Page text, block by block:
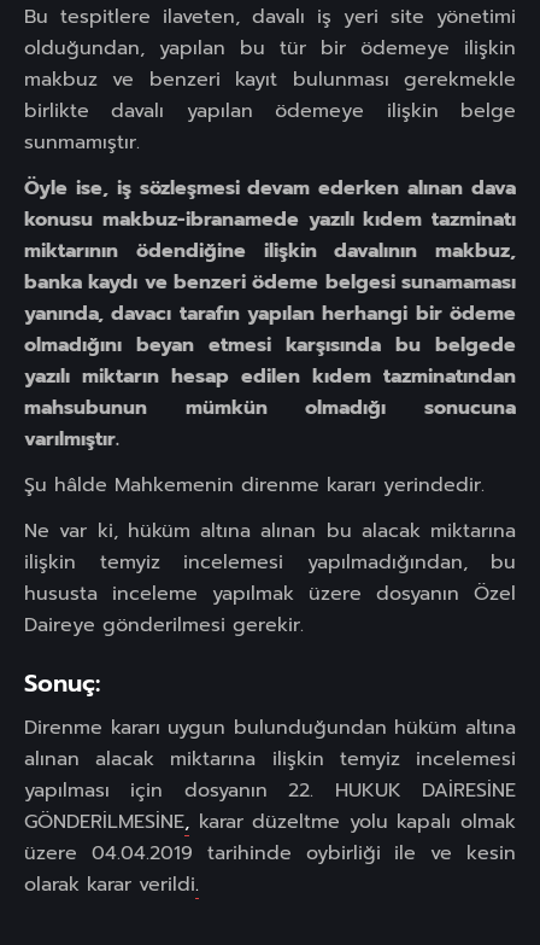
Bu tespitlere ilaveten, davalı iş yeri site yönetimi
olduğundan, yapılan bu tür bir ödemeye ilişkin
makbuz ve benzeri kayıt bulunması gerekmekle
birlikte davalı yapılan ödemeye ilişkin belge
sunmamıştır.
Öyle ise, iş sözleşmesi devam ederken alınan dava
konusu makbuz-ibranamede yazılı kıdem tazminatı
miktarının ödendiğine ilişkin davalının makbuz,
banka kaydı ve benzeri ödeme belgesi sunamaması
yanında, davacı tarafın yapılan herhangi bir ödeme
olmadığını beyan etmesi karşısında bu belgede
yazılı miktarın hesap edilen kıdem tazminatından
mahsubunun mümkün olmadığı sonucuna
varılmıştır.
Şu hâlde Mahkemenin direnme kararı yerindedir.
Ne var ki, hüküm altına alınan bu alacak miktarına
ilişkin temyiz incelemesi yapılmadığından, bu
hususta inceleme yapılmak üzere dosyanın Özel
Daireye gönderilmesi gerekir.
Sonuç:
Direnme kararı uygun bulunduğundan hüküm altına
alınan alacak miktarına ilişkin temyiz incelemesi
yapılması için dosyanın 22. HUKUK DAİRESİNE
GÖNDERİLMESİNE, karar düzeltme yolu kapalı olmak
üzere 04.04.2019 tarihinde oybirliği ile ve kesin
olarak karar verildi.